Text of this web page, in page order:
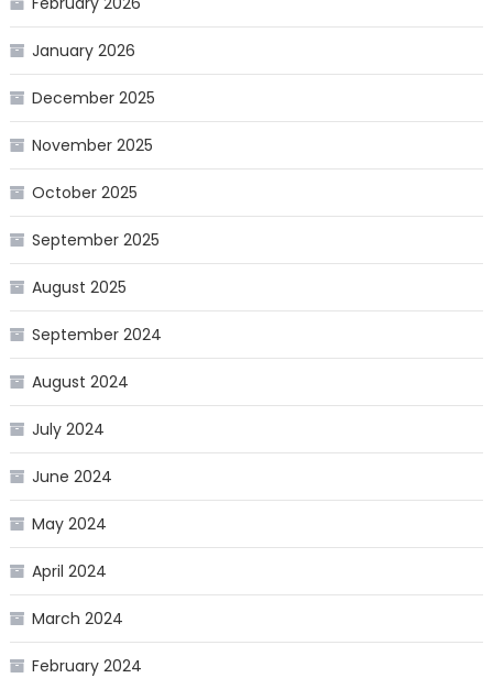
January 2026
December 2025
November 2025
October 2025
September 2025
August 2025
September 2024
August 2024
July 2024
June 2024
May 2024
April 2024
March 2024
February 2024